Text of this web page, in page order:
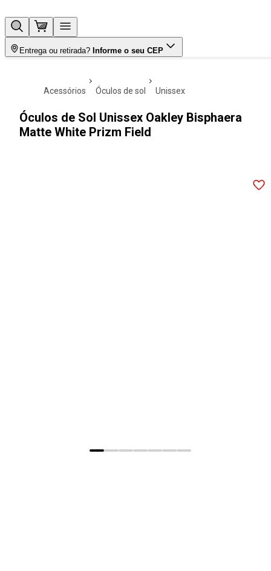
Entrega ou retirada? Informe o seu CEP
acessórios óculos de sol unissex
Óculos de Sol Unissex Oakley Bisphaera
Matte White Prizm Field